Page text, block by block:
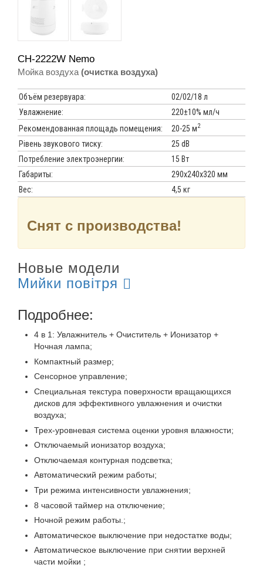
CH-2222W Nemo
Мойка воздуха (очистка воздуха)
Объём резервуара:
02/02/18 л
Увлажнение:
220±10% мл/ч
Рекомендованная площадь помещения:
20-25 м2
Рівень звукового тиску:
25 dB
Потребление электроэнергии:
15 Вт
Габариты:
290х240х320 мм
Вес:
4,5 кг
Снят с производства!
Новые модели
Мийки повітря
Подробнее:
4 в 1: Увлажнитель + Очиститель + Ионизатор +
Ночная лампа;
Компактный размер;
Сенсорное управление;
Специальная текстура поверхности вращающихся
дисков для эффективного увлажнения и очистки
воздуха;
Трех-уровневая система оценки уровня влажности;
Отключаемый ионизатор воздуха;
Отключаемая контурная подсветка;
Автоматический режим работы;
Три режима интенсивности увлажнения;
8 часовой таймер на отключение;
Ночной режим работы.;
Автоматическое выключение при недостатке воды;
Автоматическое выключение при снятии верхней
части мойки ;